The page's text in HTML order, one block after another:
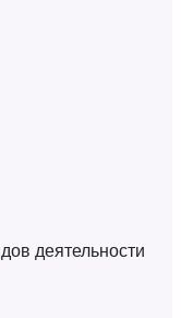
деятельности